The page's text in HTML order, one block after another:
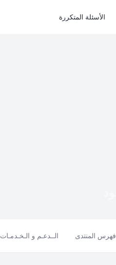
الأسئلة المتكررة
فهرس المنتدى الــدعـم و الـخـدمـات